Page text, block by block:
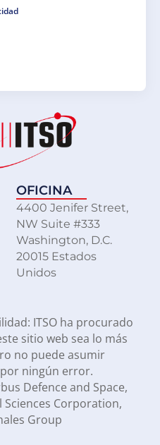
OFICINA
4400 Jenifer Street,
NW Suite #333
Washington, D.C.
20015 Estados
Unidos
ITSO ha procurado
sitio web sea lo más
no puede asumir
ningún error.
Defence and Space,
Sciences Corporation,
Group